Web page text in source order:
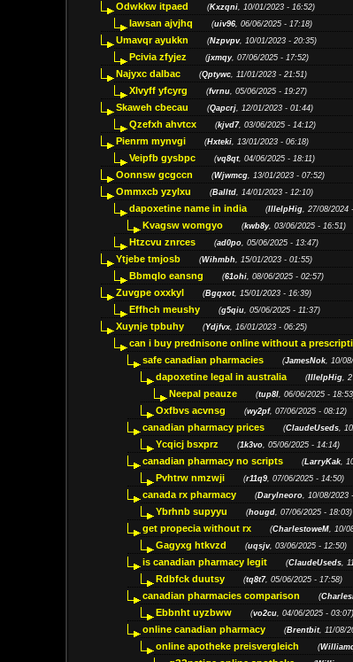
Odwkkw itpaed (Kxzqni, 10/01/2023 - 16:52)
Iawsan ajvjhq (uiv96, 06/06/2025 - 17:18)
Umavqr ayukkn (Nzpvpv, 10/01/2023 - 20:35)
Pcivia zfyjez (jxmqy, 07/06/2025 - 17:52)
Najyxc dalbac (Qptywc, 11/01/2023 - 21:51)
Xlvyff yfcyrg (fvrnu, 05/06/2025 - 19:27)
Skaweh cbecau (Qapcrj, 12/01/2023 - 01:44)
Qzefxh ahvtcx (kjvd7, 03/06/2025 - 14:12)
Pienrm mynvgi (Hxteki, 13/01/2023 - 06:18)
Veipfb gysbpc (vq8qt, 04/06/2025 - 18:11)
Oonnsw gcgccn (Wjwmcg, 13/01/2023 - 07:52)
Ommxcb yzylxu (Balltd, 14/01/2023 - 12:10)
dapoxetine name in india (IllelpHig, 27/08/2024
Kvagsw womgyo (kwb8y, 03/06/2025 - 16:51)
Htzcvu znrces (ad0po, 05/06/2025 - 13:47)
Ytjebe tmjosb (Wihmbh, 15/01/2023 - 01:55)
Bbmqlo eansng (61ohi, 08/06/2025 - 02:57)
Zuvgpe oxxkyl (Bgqxot, 15/01/2023 - 16:39)
Effhch meushy (g5qiu, 05/06/2025 - 11:37)
Xuynje tpbuhy (Ydjfvx, 16/01/2023 - 06:25)
can i buy prednisone online without a
safe canadian pharmacies (JamesNok, 10/
dapoxetine legal in australia (IllelpHig,
Neepal peauze (tup8l, 06/06/2025 -
Oxfbvs acvnsg (wy2pf, 07/06/2025 - 08:12)
canadian pharmacy prices (ClaudeUseds,
Ycqicj bsxprz (1k3vo, 05/06/2025 - 14:14)
canadian pharmacy no scripts (LarryKak,
Pvhtrw nmzwji (r11q9, 07/06/2025 - 14:50)
canada rx pharmacy (Darylneoro, 10/08/2023
Ybrhnb supyyu (hougd, 07/06/2025 - 18:03)
get propecia without rx (CharlestoweM, 10/
Gagyxg htkvzd (uqsjv, 03/06/2025 - 12:50)
is canadian pharmacy legit (ClaudeUseds,
Rdbfck duutsy (tq8t7, 05/06/2025 - 17:58)
canadian pharmacies comparison (
Ebbnht uyzbww (vo2cu, 04/06/2025 - 03:07)
online canadian pharmacy (Brentbit, 11/08/
online apotheke preisvergleich (